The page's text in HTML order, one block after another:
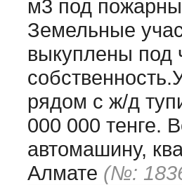
м3 под
Земельные
выкуплены под
рядом с ж/д
000 000 тенге.
автомашину,
Алмате (№: